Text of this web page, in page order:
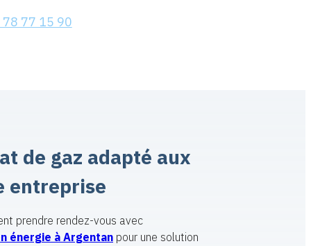
78 77 15 90
de gaz adapté aux
entreprise
prendre rendez-vous avec
énergie à Argentan pour une solution